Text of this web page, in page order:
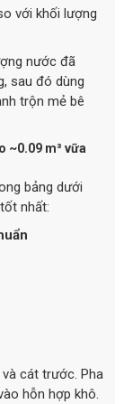
với khối lượng
nước đã
sau đó dùng
trộn mẻ bê
~0.09 m³ vữa
bảng dưới
nhất:
cát trước. Pha
hỗn hợp khô.